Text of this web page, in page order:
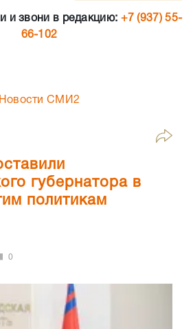
и звони в редакцию: +7 (937) 55-
66-102
Новости СМИ2
губернатора в
политикам
0